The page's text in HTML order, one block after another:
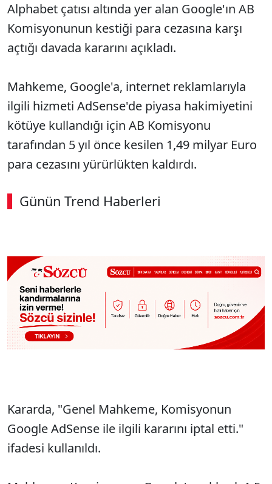
Alphabet çatısı altında yer alan Google'ın AB
Komisyonunun kestiği para cezasına karşı
açtığı davada kararını açıkladı.
Mahkeme, Google'a, internet reklamlarıyla
ilgili hizmeti AdSense'de piyasa hakimiyetini
kötüye kullandığı için AB Komisyonu
tarafından 5 yıl önce kesilen 1,49 milyar Euro
para cezasını yürürlükten kaldırdı.
Günün Trend Haberleri
00:02 / 08:43
Kararda, "Genel Mahkeme, Komisyonun
Google AdSense ile ilgili kararını iptal etti."
ifadesi kullanıldı.